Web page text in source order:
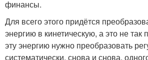
финансы.
Для всего этого придётся
энергию в кинетическую, а это не так
эту энергию нужно преобразовать
систематически, снова и снова,